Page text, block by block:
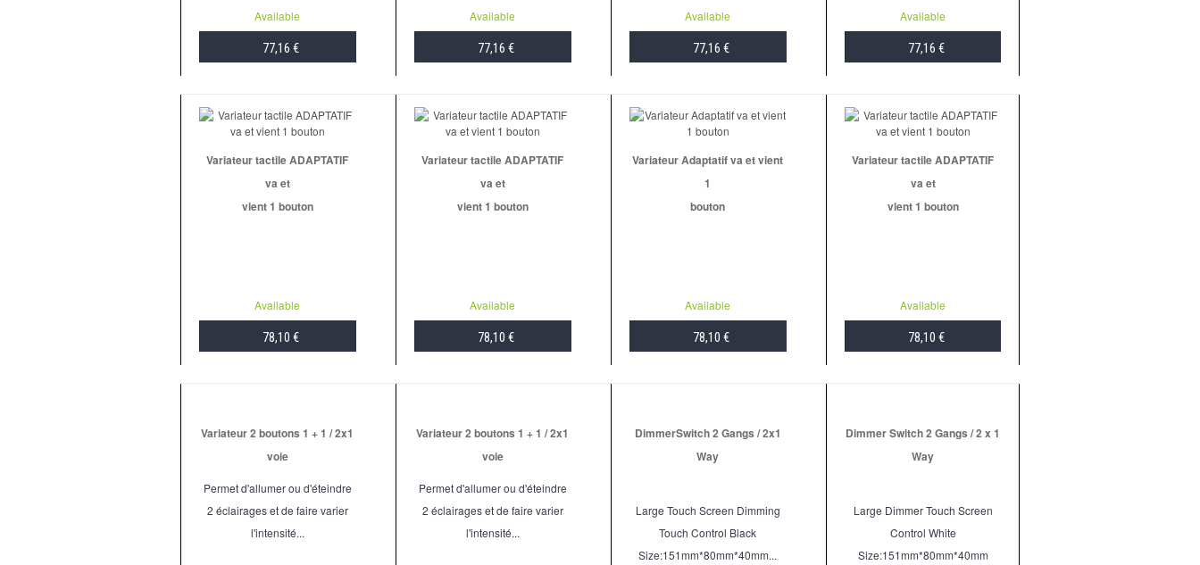
Available
77,16 €
Available
77,16 €
Available
77,16 €
Available
77,16 €
Variateur tactile ADAPTATIF
va et
vient 1 bouton
Available
78,10 €
Variateur tactile ADAPTATIF
va et
vient 1 bouton
Available
78,10 €
Variateur Adaptatif va et vient
1
bouton
Available
78,10 €
Variateur tactile ADAPTATIF
va et
vient 1 bouton
Available
78,10 €
Variateur 2 boutons 1 + 1 / 2x1
voie
Permet d'allumer ou d'éteindre
2 éclairages et de faire varier
l'intensité...
Variateur 2 boutons 1 + 1 / 2x1
voie
Permet d'allumer ou d'éteindre
2 éclairages et de faire varier
l'intensité...
DimmerSwitch 2 Gangs / 2x1
Way
Large Touch Screen Dimming
Touch Control Black
Size:151mm*80mm*40mm...
Dimmer Switch 2 Gangs / 2 x 1
Way
Large Dimmer Touch Screen
Control White
Size:151mm*80mm*40mm